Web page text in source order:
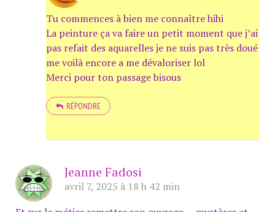
Tu commences à bien me connaître hihi
La peinture ça va faire un petit moment que j’ai
pas refait des aquarelles je ne suis pas très doué
me voilà encore a me dévaloriser lol
Merci pour ton passage bisous
RÉPONDRE
Jeanne Fadosi
avril 7, 2025 à 18 h 42 min